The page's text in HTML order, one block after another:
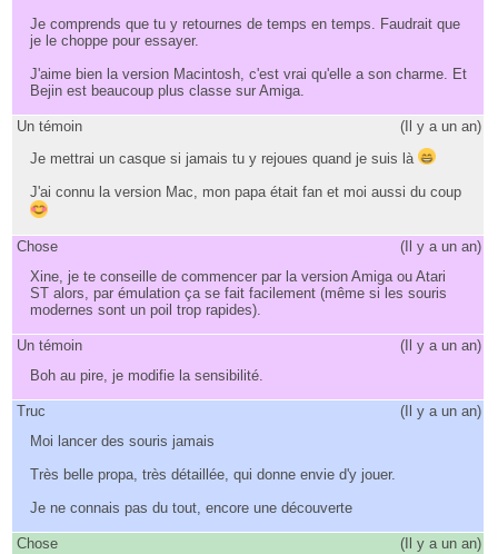
Je comprends que tu y retournes de temps en temps. Faudrait que
je le choppe pour essayer.
J'aime bien la version Macintosh, c'est vrai qu'elle a son charme. Et
Bejin est beaucoup plus classe sur Amiga.
Un témoin ( Il y a un an)
Je mettrai un casque si jamais tu y rejoues quand je suis là
J'ai connu la version Mac, mon papa était fan et moi aussi du coup
Chose ( Il y a un an)
Xine, je te conseille de commencer par la version Amiga ou Atari
ST alors, par émulation ça se fait facilement (même si les souris
modernes sont un poil trop rapides).
Un témoin ( Il y a un an)
Boh au pire, je modifie la sensibilité.
Truc ( Il y a un an)
Moi lancer des souris jamais
Très belle propa, très détaillée, qui donne envie d'y jouer.
Je ne connais pas du tout, encore une découverte
Chose ( Il y a un an)